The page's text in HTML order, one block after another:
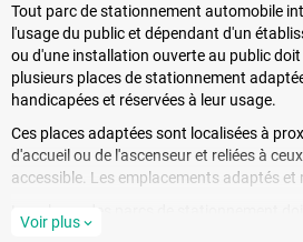
Tout parc de stationnement automobile
l'usage du public et dépendant d'un
ou d'une installation ouverte au public
plusieurs places de stationnement
handicapées et réservées à leur usage.
Ces places adaptées sont localisées à
d'accueil ou de l'ascenseur et reliées à
accessible. Les emplacements adaptés et
Les places des parcs de stationnement
principales dispositions suivantes :
Voir plus expand_more